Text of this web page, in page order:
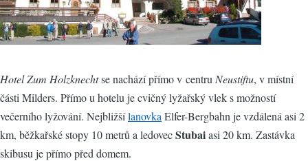
Hotel Zum Holzknechtse nachází přímo v centru Neustiftu, v místní
části Milders. Přímo u hotelu je cvičný lyžařský vlek s možností
večerního lyžování. Nejbližšílanovka Elfer-Bergbahn je vzdálená asi 2
km, běžkařské stopy 10 metrů a ledovecStubaiasi 20 km. Zastávka
skibusu je přímo před domem.